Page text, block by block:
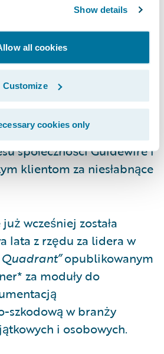
Show details
all cookies
Customize
cookies only
przez firmę Gartner”,
wiceprezes
dział Core Processing w
„Nasi klienci
Guidewire, aby sprostać
zmieniającego się rynku
jako uznanie
społeczności Guidewire i
klientom za niesłabnące
wcześniej została
lata z rzędu za lidera w
opublikowanym
za moduły do
szkodową w branży
i osobowych.